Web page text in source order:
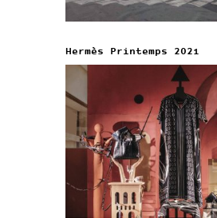
Hermès Printemps 2021